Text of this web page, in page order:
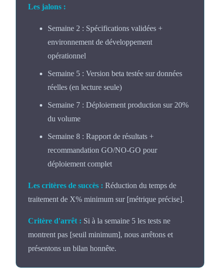
Les jalons :
Semaine 2 : Spécifications validées +
environnement de développement
opérationnel
Semaine 5 : Version beta testée sur données
réelles (en lecture seule)
Semaine 7 : Déploiement production sur 20%
du volume
Semaine 8 : Rapport de résultats +
recommandation GO/NO-GO pour
déploiement complet
Les critères de succès : Réduction du temps de
traitement de X% minimum sur [métrique précise].
Critère d'arrêt : Si à la semaine 5 les tests ne
montrent pas [seuil minimum], nous arrêtons et
présentons un bilan honnête.